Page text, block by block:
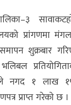
प्रांगणमा
शुक्रबार
नगद १ लाख
प्राप्त गरेको छ ।